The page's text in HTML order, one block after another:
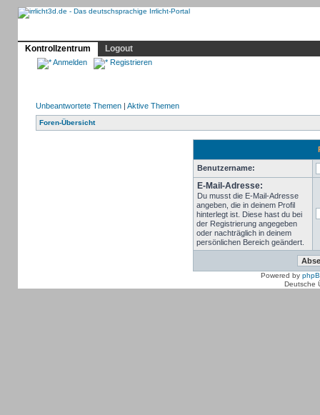
Kontrollzentrum
Logout
Anmelden Registrieren
Unbeantwortete Themen| Aktive Themen
Foren-Übersicht
Benutzername:
E-Mail-Adresse:
Du musst die E-Mail-Adresse
angeben, die in deinem Profil
hinterlegt ist. Diese hast du bei
der Registrierung angegeben
oder nachträglich in deinem
persönlichen Bereich geändert.
Powered by
Deutsche